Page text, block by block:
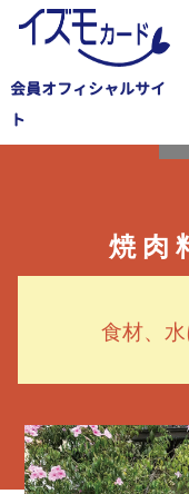
会員オフィシャルサイ
ト
焼肉
食材、